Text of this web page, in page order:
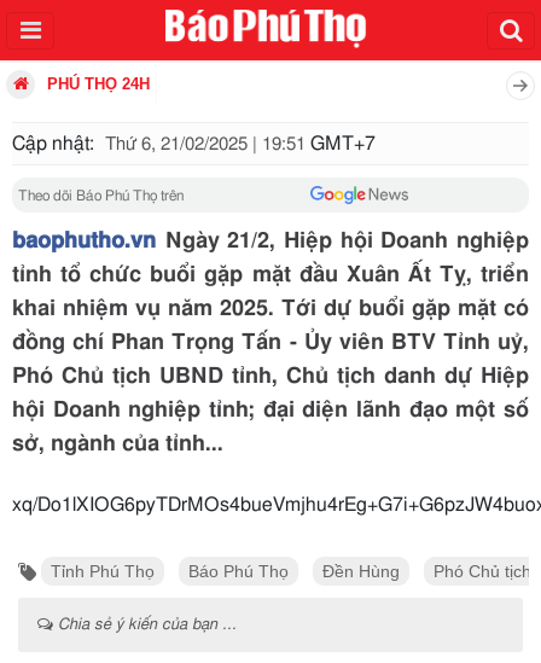
PHÚ THỌ 24H
Cập nhật: Thứ 6, 21/02/2025 | 19:51 GMT+7
Theo dõi Báo Phú Thọ trên
baophutho.vn Ngày 21/2, Hiệp hội Doanh nghiệp
tỉnh tổ chức buổi gặp mặt đầu Xuân Ất Tỵ, triển
khai nhiệm vụ năm 2025. Tới dự buổi gặp mặt có
đồng chí Phan Trọng Tấn - Ủy viên BTV Tỉnh uỷ,
Phó Chủ tịch UBND tỉnh, Chủ tịch danh dự Hiệp
hội Doanh nghiệp tỉnh; đại diện lãnh đạo một số
sở, ngành của tỉnh...
xq/
Tỉnh Phú Thọ Báo Phú Thọ Đền Hùng Phó Chủ tịch
Chia sẻ ý kiến của bạn ...